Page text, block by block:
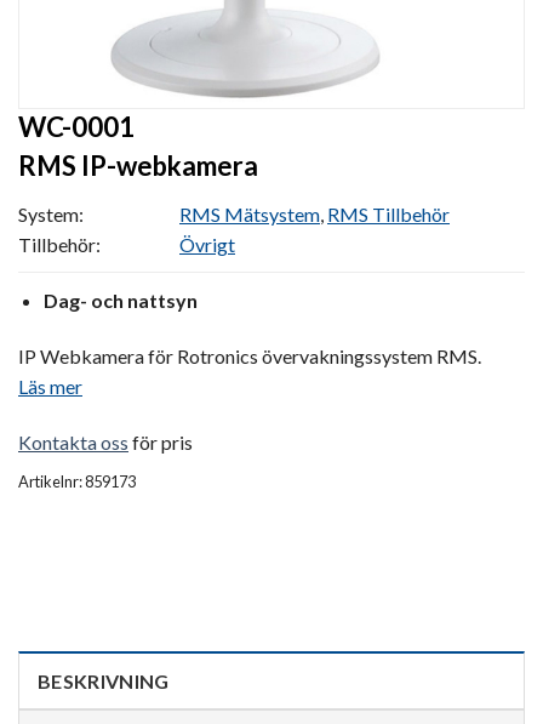
WC-0001
RMS IP-webkamera
System: RMS Mätsystem, RMS Tillbehör
Tillbehör:
Övrigt
Dag- och nattsyn
IP Webkamera för Rotronics övervakningssystem RMS.
Läs mer
Kontakta oss för pris
Artikelnr: 859173
BESKRIVNING